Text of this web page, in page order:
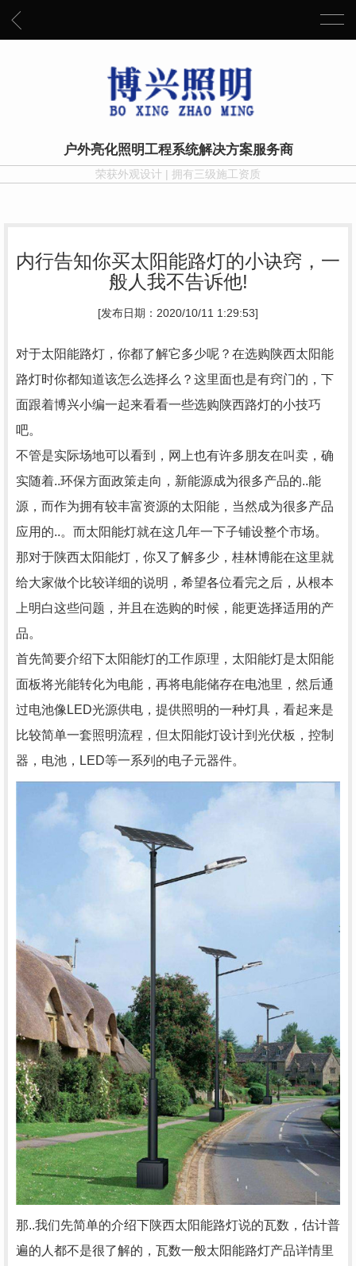
户外亮化照明工程系统解决方案服务商
荣获外观设计 | 拥有三级施工资质
内行告知你买太阳能路灯的小诀窍，一
般人我不告诉他!
[发布日期：2020/10/11 1:29:53]
对于太阳能路灯，你都了解它多少呢？在选购陕西太阳能
路灯时你都知道该怎么选择么？这里面也是有窍门的，下
面跟着博兴小编一起来看看一些选购陕西路灯的小技巧
吧。
不管是实际场地可以看到，网上也有许多朋友在叫卖，确
实随着..环保方面政策走向，新能源成为很多产品的..能
源，而作为拥有较丰富资源的太阳能，当然成为很多产品
应用的..。而太阳能灯就在这几年一下子铺设整个市场。
那对于陕西太阳能灯，你又了解多少，桂林博能在这里就
给大家做个比较详细的说明，希望各位看完之后，从根本
上明白这些问题，并且在选购的时候，能更选择适用的产
品。
首先简要介绍下太阳能灯的工作原理，太阳能灯是太阳能
面板将光能转化为电能，再将电能储存在电池里，然后通
过电池像LED光源供电，提供照明的一种灯具，看起来是
比较简单一套照明流程，但太阳能灯设计到光伏板，控制
器，电池，LED等一系列的电子元器件。
那..我们先简单的介绍下陕西太阳能路灯说的瓦数，估计普
遍的人都不是很了解的，瓦数一般太阳能路灯产品详情里